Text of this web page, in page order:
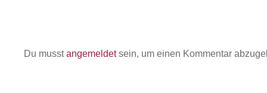
Du musstangemeldetsein, um einen Kommentar